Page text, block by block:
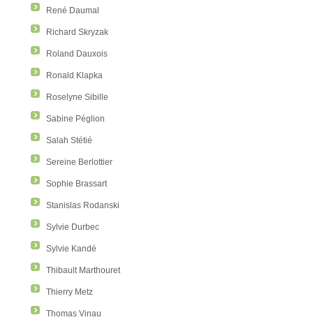
René Daumal
Richard Skryzak
Roland Dauxois
Ronald Klapka
Roselyne Sibille
Sabine Péglion
Salah Stétié
Sereine Berlottier
Sophie Brassart
Stanislas Rodanski
Sylvie Durbec
Sylvie Kandé
Thibault Marthouret
Thierry Metz
Thomas Vinau